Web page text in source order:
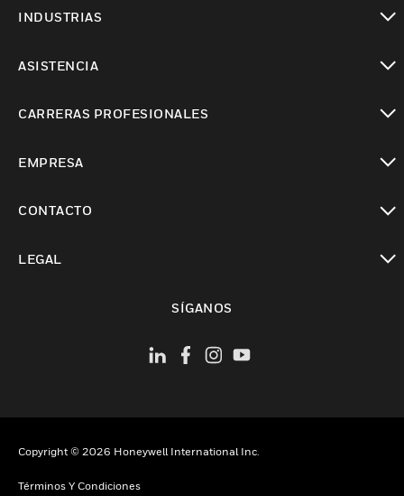
INDUSTRIAS
ASISTENCIA
CARRERAS PROFESIONALES
EMPRESA
CONTACTO
LEGAL
SÍGANOS
Copyright © 2026 Honeywell International Inc.
Términos Y Condiciones